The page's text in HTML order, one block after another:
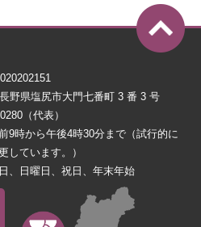
野県塩尻市大門七番町 3 番 3 号
（代表）
9時から午後4時30分まで（試行的に
しています。）
、日曜日、祝日、年末年始